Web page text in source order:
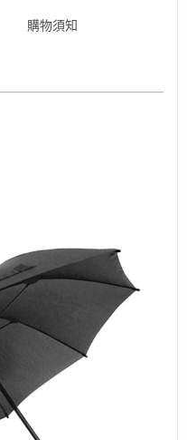
購物須知